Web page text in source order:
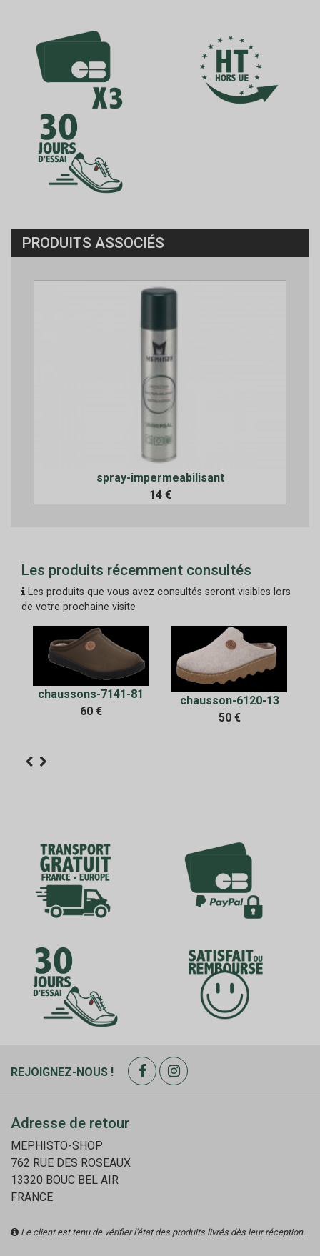
PRODUITS ASSOCIÉS
spray-impermeabilisant
14 €
Les produits récemment consultés
Les produits que vous avez consultés seront visibles lors
de votre prochaine visite
chaussons-7141-81
60 €
chausson-6120-13
50 €
REJOIGNEZ-NOUS !
Adresse de retour
MEPHISTO-SHOP
762 RUE DES ROSEAUX
13320 BOUC BEL AIR
FRANCE
Le client est tenu de vérifier l'état des produits livrés dès leur réception.